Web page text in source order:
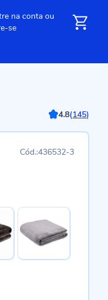
na conta ou
se
4.8(145)
436532-3